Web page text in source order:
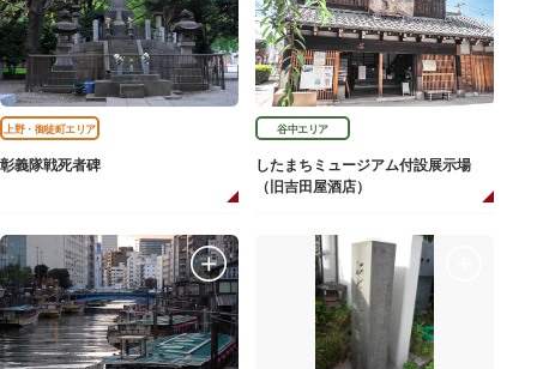
上野・御徒町エリア
彰義隊戦死者碑
谷中エリア
したまちミュージアム付設展示場
（旧吉田屋酒店）